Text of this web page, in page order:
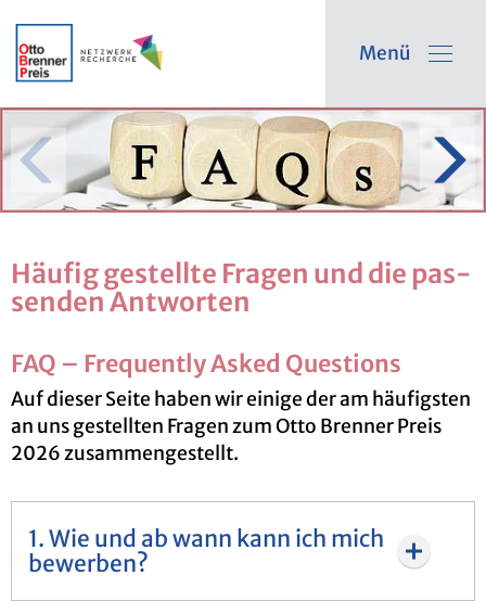
Menü
Häu­fig ge­stell­te Fra­gen und die pas­
sen­den Ant­wor­ten
FAQ – Fre­quent­ly Asked Ques­ti­ons
Auf die­ser Seite haben wir ei­ni­ge der am häu­figs­ten
an uns ge­stell­ten Fra­gen zum Otto Bren­ner Preis
2026 zu­sam­men­ge­stellt.
1. Wie und ab wann kann ich mich
bewerben?